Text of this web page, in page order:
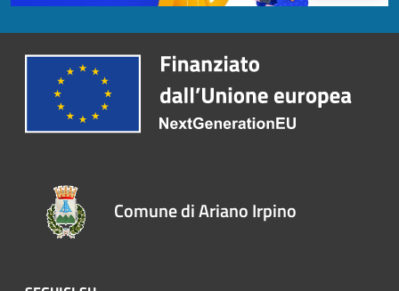
Comune di Ariano Irpino